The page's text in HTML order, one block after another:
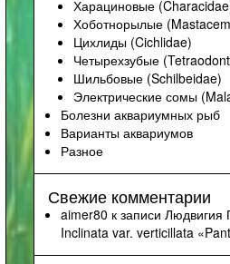
Харациновые
Хоботнорылые
Цихлиды (Cichlidae)
Четырехзубые
Шильбовые (Schilbeidae)
Электрические сомы
Болезни аквариумных рыб
Варианты аквариумов
Разное
Свежие комментарии
aimer80 к записи Людвигия
Inclinata var. verticillata